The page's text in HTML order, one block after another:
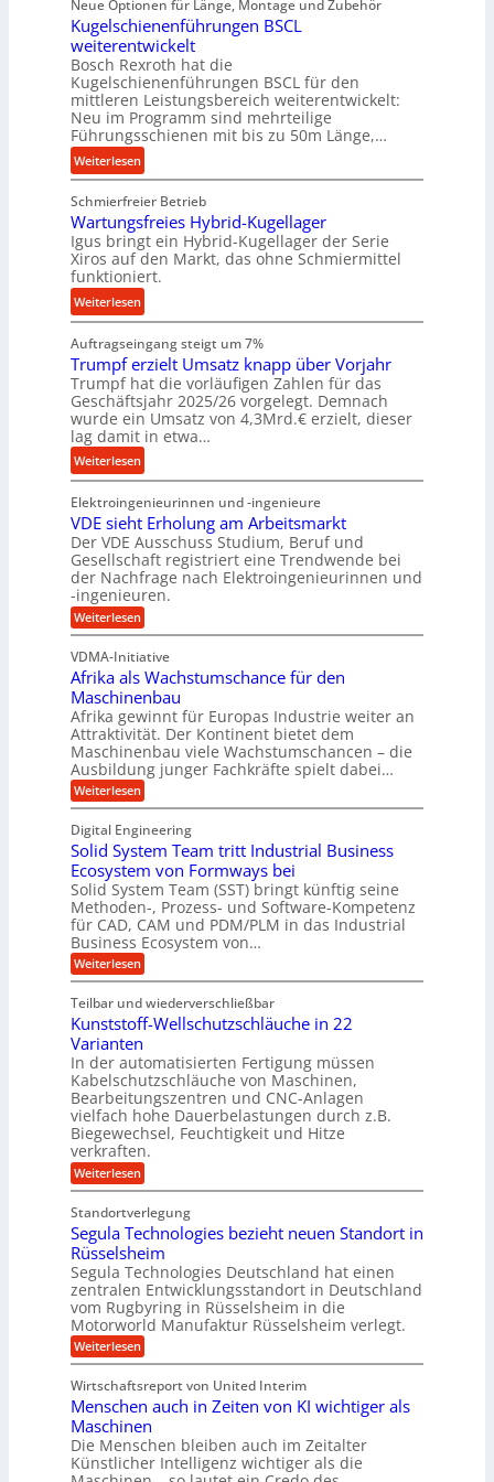
f
ü
r
r
a
u
e
U
m
g
e
b
u
n
g
e
n
i
g
i
t
a
e
r
W
e
r
k
z
e
g
k
r
e
i
s
l
a
u
f
Neue Optionen für Länge, Montage und Zubehör
Kugelschienenführungen BSCL
weiterentwickelt
Bosch Rexroth hat die
Kugelschienenführungen BSCL für den
mittleren Leistungsbereich weiterentwickelt:
Neu im Programm sind mehrteilige
Führungsschienen mit bis zu 50m Länge,…
Weiterlesen:
K
u
g
e
l
s
c
h
i
e
n
e
n
f
ü
u
n
g
e
n
B
S
C
L
w
e
i
t
e
r
e
n
t
w
i
c
k
e
l
t
Schmierfreier Betrieb
Wartungsfreies Hybrid-Kugellager
Igus bringt ein Hybrid-Kugellager der Serie
Xiros auf den Markt, das ohne Schmiermittel
funktioniert.
Weiterlesen:
W
a
r
t
u
n
g
s
r
e
i
e
s
H
y
b
r
i
d
-
K
u
g
e
l
l
a
g
e
r
Auftragseingang steigt um 7%
Trumpf erzielt Umsatz knapp über Vorjahr
Trumpf hat die vorläufigen Zahlen für das
Geschäftsjahr 2025/26 vorgelegt. Demnach
wurde ein Umsatz von 4,3Mrd.€ erzielt, dieser
lag damit in etwa…
Weiterlesen:
T
r
u
m
p
f
e
r
l
t
U
m
s
t
z
k
n
a
p
p
ü
b
e
r
V
o
r
j
a
h
r
Elektroingenieurinnen und -ingenieure
VDE sieht Erholung am Arbeitsmarkt
Der VDE Ausschuss Studium, Beruf und
Gesellschaft registriert eine Trendwende bei
der Nachfrage nach Elektroingenieurinnen und
-ingenieuren.
Weiterlesen:
V
E
s
i
e
h
t
E
r
h
o
u
n
g
a
m
A
r
b
e
i
t
s
m
a
r
k
t
VDMA-Initiative
Afrika als Wachstumschance für den
Maschinenbau
Afrika gewinnt für Europas Industrie weiter an
Attraktivität. Der Kontinent bietet dem
Maschinenbau viele Wachstumschancen – die
Ausbildung junger Fachkräfte spielt dabei…
Weiterlesen:
A
r
i
k
a
a
s
W
a
c
s
t
m
s
c
h
a
n
c
e
f
ü
d
e
n
M
a
c
h
i
n
n
b
a
u
Digital Engineering
Solid System Team tritt Industrial Business
Ecosystem von Formways bei
Solid System Team (SST) bringt künftig seine
Methoden-, Prozess- und Software-Kompetenz
für CAD, CAM und PDM/PLM in das Industrial
Business Ecosystem von…
Weiterlesen:
S
l
i
d
S
y
s
t
e
m
T
e
a
m
t
i
t
t
n
d
u
s
t
i
a
l
B
u
s
Teilbar und wiederverschließbar
Kunststoff-Wellschutzschläuche in 22
Varianten
In der automatisierten Fertigung müssen
Kabelschutzschläuche von Maschinen,
Bearbeitungszentren und CNC-Anlagen
vielfach hohe Dauerbelastungen durch z.B.
Biegewechsel, Feuchtigkeit und Hitze
verkraften.
Weiterlesen:
K
n
s
t
s
t
o
f
f
-
W
l
l
c
h
u
Standortverlegung
Segula Technologies bezieht neuen Standort in
Rüsselsheim
Segula Technologies Deutschland hat einen
zentralen Entwicklungsstandort in Deutschland
vom Rugbyring in Rüsselsheim in die
Motorworld Manufaktur Rüsselsheim verlegt.
Weiterlesen:
S
g
u
l
a
T
e
Wirtschaftsreport von United Interim
Menschen auch in Zeiten von KI wichtiger als
Maschinen
Die Menschen bleiben auch im Zeitalter
Künstlicher Intelligenz wichtiger als die